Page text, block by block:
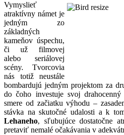
Vymyslieť
atraktívny námet je
jedným zo
základných
kameňov úspechu,
či už filmovej
alebo seriálovej
scény. Tvorcovia
nás totiž neustále
bombardujú jedným projektom za
do čoho investuje svoj drahocenný
smere od začiatku výhodu –
stávka na skutočné udalosti a k
Lehaneho, sľubujúce dostatočne
pretaviť nemalé očakávania v